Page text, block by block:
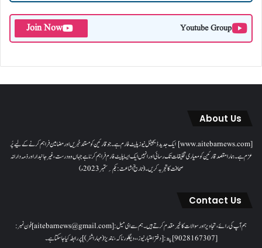
Youtube Group
Join Now
About Us
[www.aitebarnews.com] ایک جدید ڈیجیٹل نیوز پلیٹ فارم ہے۔ جو قارئین کو مستند خبریں اور مضامین فراہم کرنے کے لیے پُر
عزم ہے۔ ہمارا مقصدقارئین کو معیاری تخلیقات تک رسائی اور انہیں ایک ایسا پلیٹ فارم فراہم کرنا ہے جہاں وہ درست، غیر جانبدار اور ذمہ دارانہ
صحافت کا تجربہ کریں۔( تاریخ اشاعت : یکم؍ ستمبر 2023ء)
Contact Us
ہم آپ کی رائے، تجاویز اور سوالات کا خیرمقدم کرتے ہیں۔ ہم سےای میل: [aitebarnews@gmail.com]فون نمبر:
[9028167307]پتہ: [دفتر اعتبار نیوز، ، دیگلور ناکہ، ناندیڑ(مہاراشٹر) ] پر رابطہ کیا جاسکتا ہے۔